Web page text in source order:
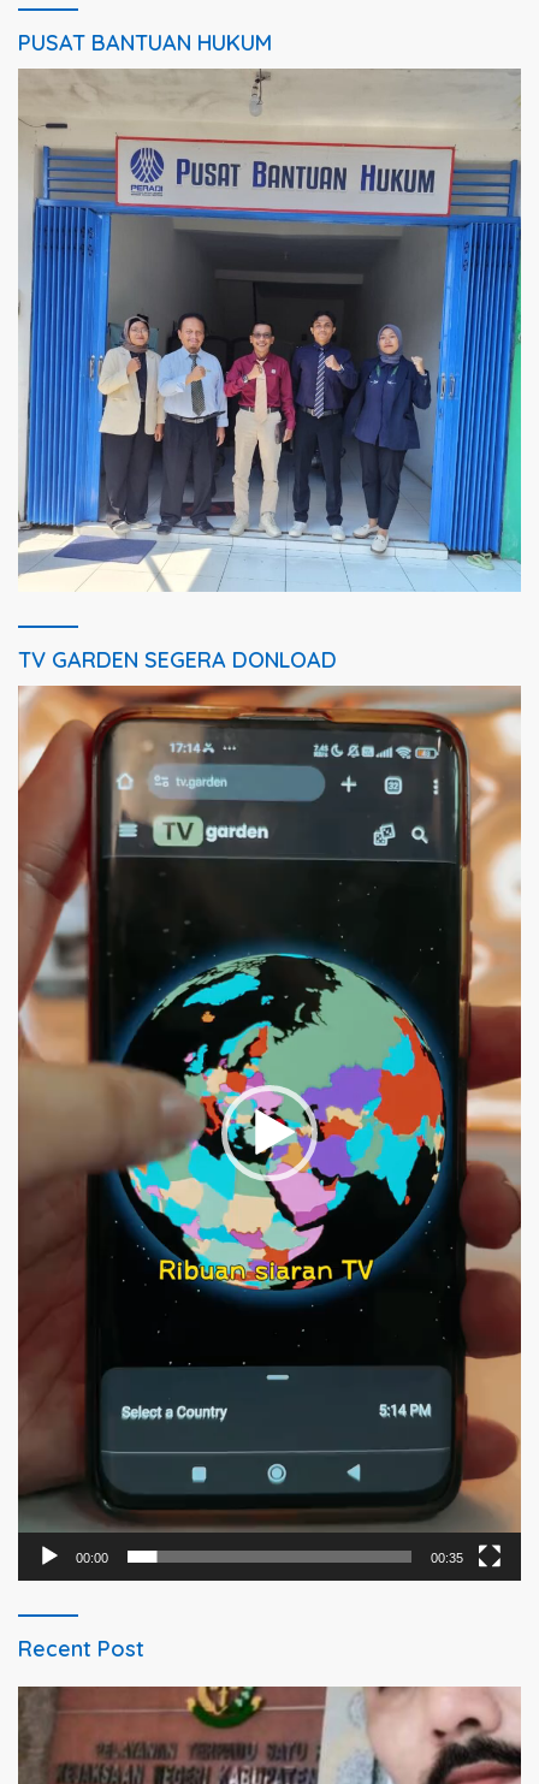
PUSAT BANTUAN HUKUM
TV GARDEN SEGERA DONLOAD
Pemutar
Video
00:00 00:35
Recent Post